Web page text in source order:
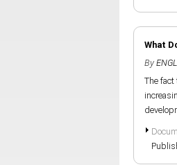
What
By
The fact